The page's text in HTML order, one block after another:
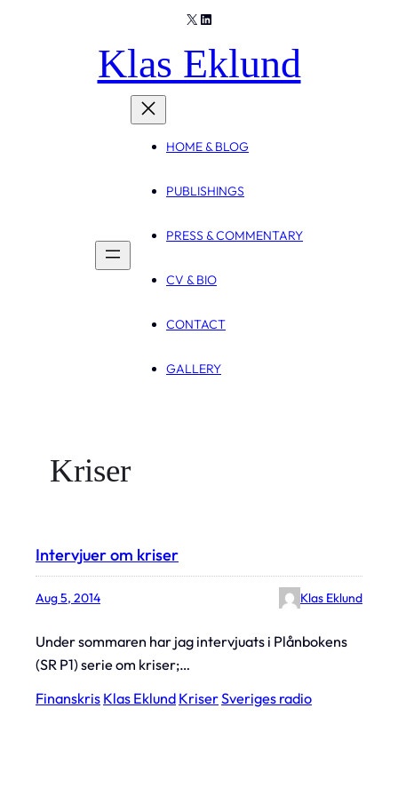
X LinkedIn
Klas Eklund
HOME & BLOG
PUBLISHINGS
PRESS & COMMENTARY
CV & BIO
CONTACT
GALLERY
Kriser
Intervjuer om kriser
Aug 5, 2014 Klas Eklund
Under sommaren har jag intervjuats i Plånbokens
(SR P1) serie om kriser;…
Finanskris Klas Eklund KriserSveriges radio